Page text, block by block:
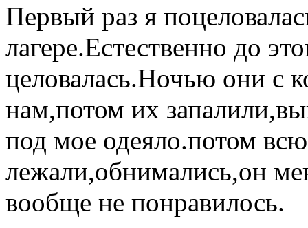
Первый раз я
лагере.Естественно до
целовалась.Ночью они с
нам,потом их
под мое одеяло.потом
лежали,обнимались,он
вообще не понравилось.